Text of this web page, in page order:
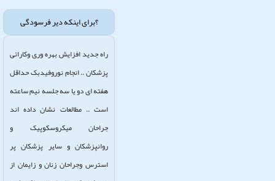
؟برای اینکه دیر فرسودگی
راه جدید افزایش بهره وری وکارائی
پزشکان .. انجام نوروفیدبک حداقل
هفته ای دو یا سه جلسه نیم ساعته
است .. مطالعات نشان داده اند
جراحان میکروسکوپیک و
روانپزشکان و سایر پزشکان پر
استرس وجراحان زنان و زایمان از